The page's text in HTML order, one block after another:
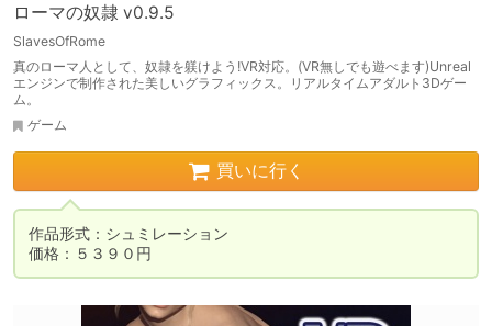
ローマの奴隷 v0.9.5
SlavesOfRome
真のローマ人として、奴隷を躾けよう!VR対応。(VR無しでも遊べます)Unreal
エンジンで制作された美しいグラフィックス。リアルタイムアダルト3Dゲー
ム。
ゲーム
買いに行く
作品形式：シュミレーション
価格：５３９０円